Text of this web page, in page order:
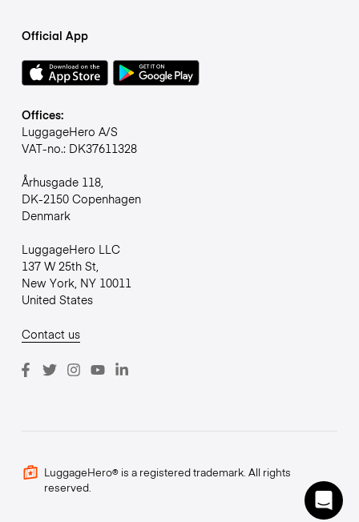
Official App
Offices:
LuggageHero A/S
VAT-no.: DK37611328
Århusgade 118,
DK-2150 Copenhagen
Denmark
LuggageHero LLC
137 W 25th St,
New York, NY 10011
United States
Contact us
LuggageHero® is a registered trademark. All rights
reserved.